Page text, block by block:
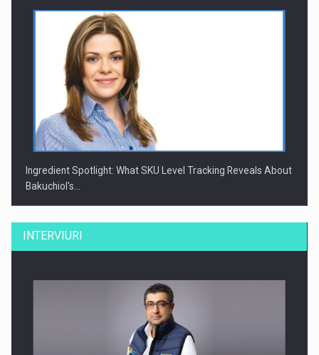
Ingredient Spotlight: What SKU Level Tracking Reveals About
Bakuchiol's…
INTERVIURI